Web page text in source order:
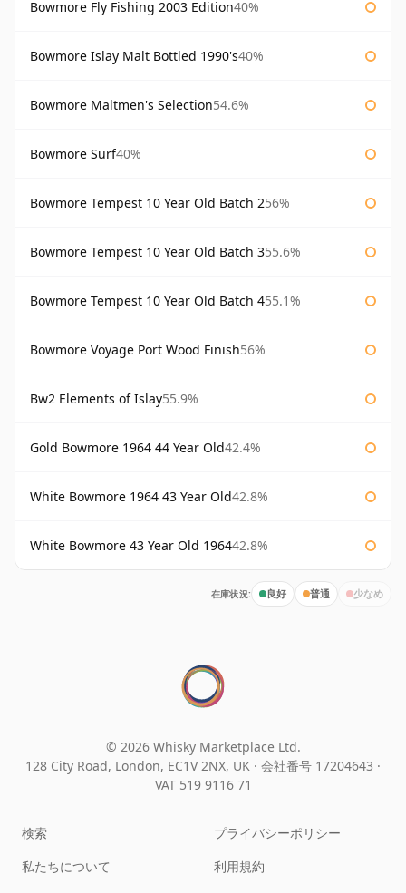
Bowmore Fly Fishing 2003 Edition40%
Bowmore Islay Malt Bottled 1990's40%
Bowmore Maltmen's Selection54.6%
Bowmore Surf40%
Bowmore Tempest 10 Year Old Batch 256%
Bowmore Tempest 10 Year Old Batch 355.6%
Bowmore Tempest 10 Year Old Batch 455.1%
Bowmore Voyage Port Wood Finish56%
Bw2 Elements of Islay55.9%
Gold Bowmore 1964 44 Year Old42.4%
White Bowmore 1964 43 Year Old42.8%
White Bowmore 43 Year Old 196442.8%
在庫状況: 良好 普通 少なめ
© 2026 Whisky Marketplace Ltd.
128 City Road, London, EC1V 2NX, UK · 会社番号 17204643 ·
VAT 519 9116 71
検索
私たちについて
プライバシーポリシー
利用規約